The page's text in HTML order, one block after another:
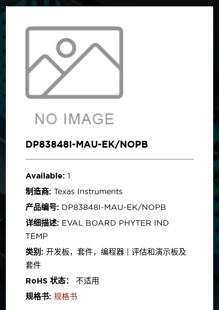
DP83848I-MAU-EK/NOPB
Available: 1
制造商: Texas Instruments
产品编号: DP83848I-MAU-EK/NOPB
详细描述: EVAL BOARD PHYTER IND
TEMP
类别: 开发板，套件，编程器 | 评估和演示板及
套件
RoHS 状态：
不适用
规格书: 规格书